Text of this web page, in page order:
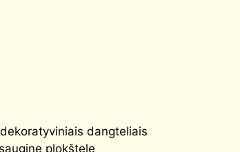
dangteliais
plokštele